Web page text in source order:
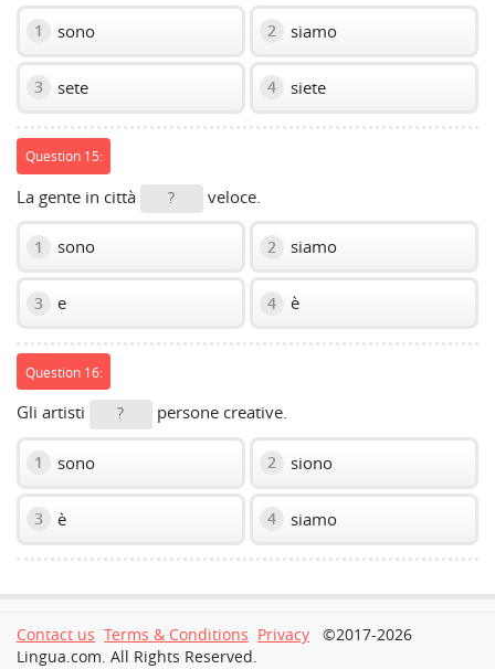
1 sono 2 siamo
3 sete 4 siete
Question 15:
La gente in città ? veloce.
1 sono 2 siamo
3 e 4 è
Question 16:
Gli artisti ? persone creative.
1 sono 2 siono
3 è 4 siamo
Contact us Terms & Conditions Privacy
©2017-2026
Lingua.com. All Rights Reserved.